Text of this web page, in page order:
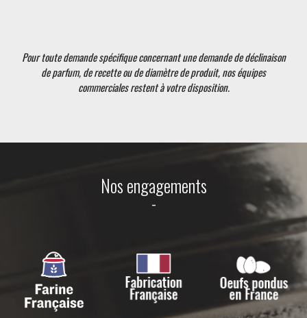
Pour toute demande spécifique concernant une demande de déclinaison
de parfum, de recette ou de diamètre de produit, nos équipes
commerciales restent à votre disposition.
Nos engagements